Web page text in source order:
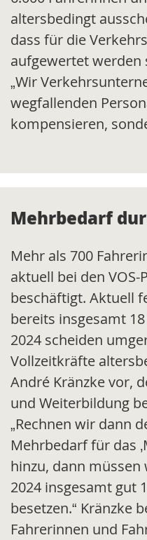
altersbedingt
dass für die
aufgewertet werden
„Wir
wegfallenden
kompensieren,
Mehrbedarf
Mehr als 700
aktuell bei den
beschäftigt. Aktuell
bereits insgesamt
2024 scheiden
Vollzeitkräfte
André Kränzke vor,
und Weiterbildung
„Rechnen wir dann
Mehrbedarf für das
hinzu, dann müssen
2024 insgesamt gut
besetzen.“ Kränzke
Fahrerinnen und